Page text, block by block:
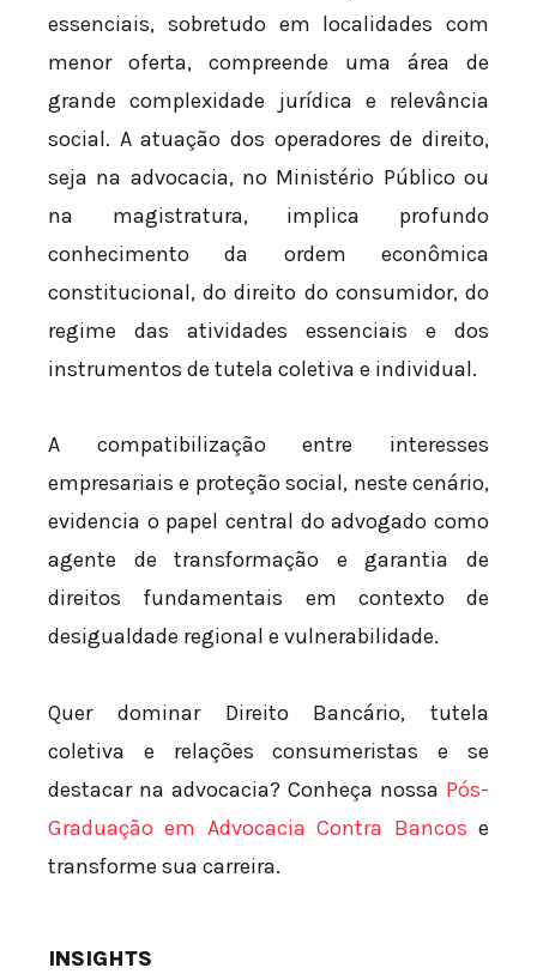
essenciais, sobretudo em localidades com
menor oferta, compreende uma área de
grande complexidade jurídica e relevância
social. A atuação dos operadores de direito,
seja na advocacia, no Ministério Público ou
na magistratura, implica profundo
conhecimento da ordem econômica
constitucional, do direito do consumidor, do
regime das atividades essenciais e dos
instrumentos de tutela coletiva e individual.
A compatibilização entre interesses
empresariais e proteção social, neste cenário,
evidencia o papel central do advogado como
agente de transformação e garantia de
direitos fundamentais em contexto de
desigualdade regional e vulnerabilidade.
Quer dominar Direito Bancário, tutela
coletiva e relações consumeristas e se
destacar na advocacia? Conheça nossa Pós-
Graduação em Advocacia Contra Bancos e
transforme sua carreira.
INSIGHTS